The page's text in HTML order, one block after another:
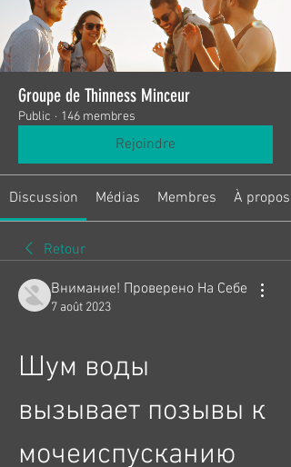
Groupe de Thinness Minceur
Public · 146 membres
Rejoindre
Discussion Médias Membres À propos
Retour
Внимание! Проверено На Себе
7 août 2023
Шум воды
вызывает позывы к
мочеиспусканию